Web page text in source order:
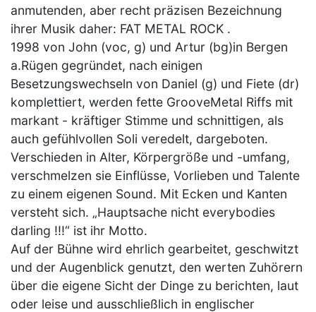
anmutenden, aber recht präzisen Bezeichnung
ihrer Musik daher: FAT METAL ROCK .
1998 von John (voc, g) und Artur (bg)in Bergen
a.Rügen gegründet, nach einigen
Besetzungswechseln von Daniel (g) und Fiete (dr)
komplettiert, werden fette GrooveMetal Riffs mit
markant - kräftiger Stimme und schnittigen, als
auch gefühlvollen Soli veredelt, dargeboten.
Verschieden in Alter, Körpergröße und -umfang,
verschmelzen sie Einflüsse, Vorlieben und Talente
zu einem eigenen Sound. Mit Ecken und Kanten
versteht sich. „Hauptsache nicht everybodies
darling !!!“ ist ihr Motto.
Auf der Bühne wird ehrlich gearbeitet, geschwitzt
und der Augenblick genutzt, den werten Zuhörern
über die eigene Sicht der Dinge zu berichten, laut
oder leise und ausschließlich in englischer